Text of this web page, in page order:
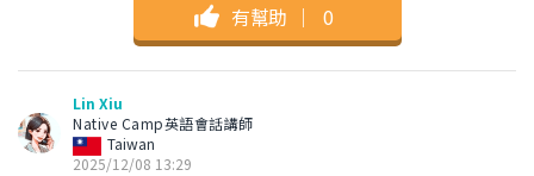
有幫助 ｜ 0
Lin Xiu
Native Camp英語會話講師
Taiwan
2025/12/08 13:29